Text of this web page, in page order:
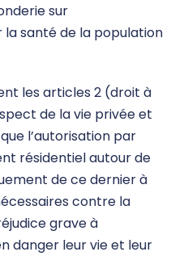
sur
la santé de la population
les articles 2 (droit à
de la vie privée et
l’autorisation par
résidentiel autour de
de ce dernier à
contre la
grave à
danger leur vie et leur